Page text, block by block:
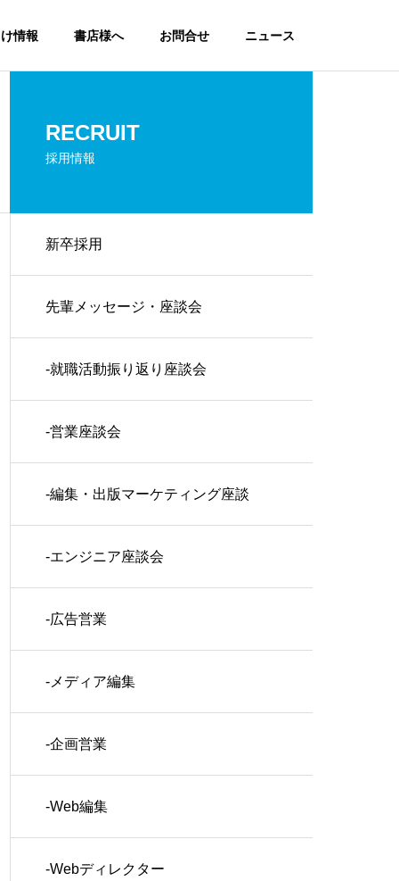
情報 書店様へ お問合せ ニュース
RECRUIT
採用情報
新卒採用
先輩メッセージ・座談会
-就職活動振り返り座談会
-営業座談会
-編集・出版マーケティング座談
会
-エンジニア座談会
-広告営業
-メディア編集
-企画営業
-Web編集
-Webディレクター